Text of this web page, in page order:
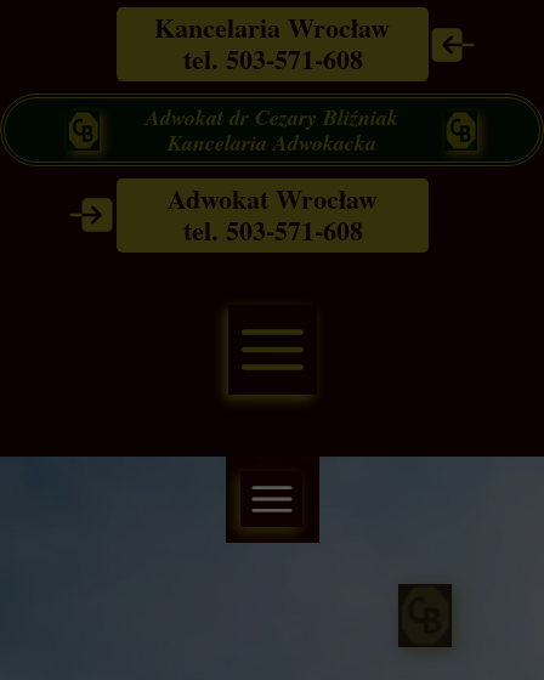
Adwokat Wrocław
tel. 503-571-608
Kancelaria Wrocław
tel. 503-571-608
Adwokat dr Cezary Bliźniak
Kancelaria Adwokacka